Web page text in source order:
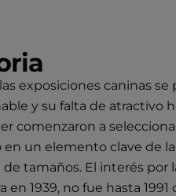
exposiciones caninas
y su falta de atractivo
comenzaron a
un elemento clave de
de tamaños. El interés por
en 1939, no fue hasta